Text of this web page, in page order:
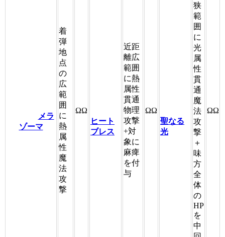
メラ
ゾーマ
着
弾
地
点
の
広
範
囲
に
熱
属
性
魔
法
攻
撃
ΩΩ
ヒート
ブレス
近距
離広
範囲
に熱
属性
貫通
物理
攻撃
+対
象に
麻痺
を付
与
ΩΩ
聖なる
光
狭
範
囲
に
光
属
性
貫
通
魔
法
攻
撃
＋
味
方
全
体
の
HP
を
中
ΩΩ